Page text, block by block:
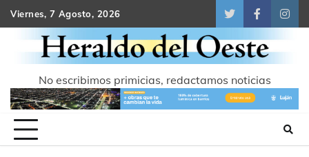
Skip
to
content
Viernes, 7 Agosto, 2026
TwitterFacebook
No escribimos primicias, redactamos noticias